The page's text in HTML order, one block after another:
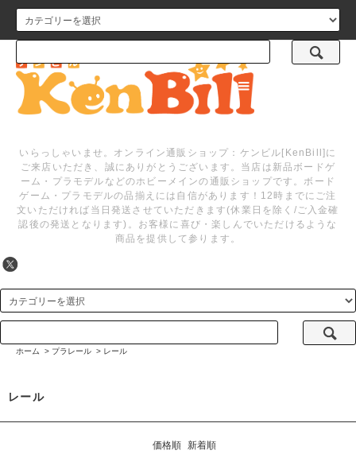
メニュー
いらっしゃいませ。オンライン通販ショップ：ケンビル[KenBill]に
ご来店いただき、誠にありがとうございます。当店は新品ボードゲ
ーム・プラモデルなどのホビーメインの通販ショップです。ボード
ゲーム・プラモデルの品揃えには自信があります！12時までにご注
文いただければ当日発送させていただきます(休業日を除く/ご入金確
認後の発送となります)。お客様に喜び・楽しんでいただけるような
商品を提供して参ります。
ホーム > プラレール > レール
レール
価格順 新着順